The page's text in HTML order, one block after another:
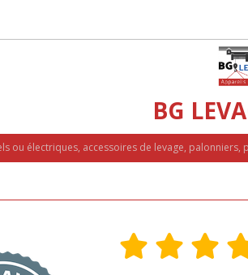
BG
ou électriques, accessoires de levage, palonniers,